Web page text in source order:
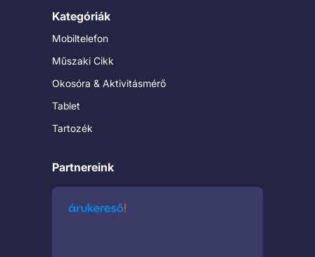
Kategóriák
Mobiltelefon
Műszaki Cikk
Okosóra & Aktivitásmérő
Tablet
Tartozék
Partnereink